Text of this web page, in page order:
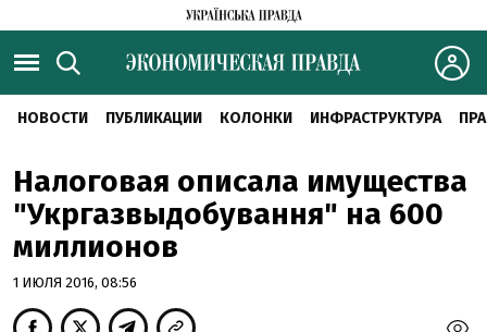
НОВОСТИ ПУБЛИКАЦИИ КОЛОНКИ ИНФРАСТРУКТУРА
Налоговая описала имущества
"Укргазвыдобування" на 600
миллионов
1 ИЮЛЯ 2016, 08:56